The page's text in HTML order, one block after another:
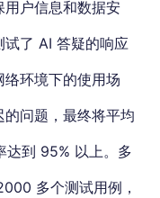
户信息和数据安
试了 AI 答疑的响应
环境下的使用场
问题，最终将平均
达到 95% 以上。多
多个测试用例，